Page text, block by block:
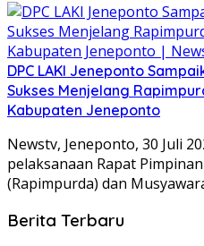
DPC LAKI Jeneponto
Sukses Menjelang
Kabupaten Jeneponto
Newstv, Jeneponto, 30 Juli
pelaksanaan Rapat
(Rapimpurda) dan
Berita Terbaru